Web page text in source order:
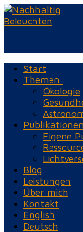
Zum
Inhalt
Menü
Schließen
Start
Themen
Ökologie
Publikationen
Eigene
Blog
Leistungen
Über mich
Kontakt
English
Deutsch